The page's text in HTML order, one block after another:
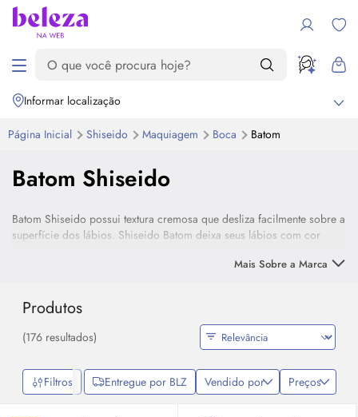
Informar localização
Página Inicial Shiseido Maquiagem Boca Batom
Batom Shiseido
Batom Shiseido possui textura cremosa que desliza facilmente sobre a
superfície dos lábios. Shiseido Batom deixa seus lábios com cor
Mais Sobre a Marca
Produtos
(176 resultados)
Filtros Entregue por BLZ Vendido por Preços